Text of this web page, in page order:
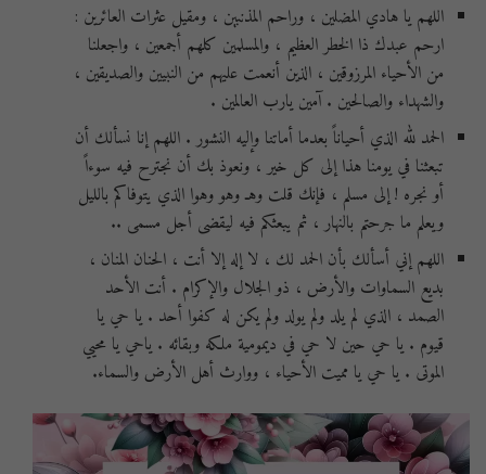
اللهم يا هادي المضلين ، وراحم المذنبين ، ومقيل عثرات العائرين :
ارحم عبدك ذا الخطر العظيم ، والمسلمين كلهم أجمعين ، واجعلنا
من الأحياء المرزوقين ، الذين أنعمت عليهم من النبيين والصديقين ،
والشهداء والصالحين . آمين يارب العالمين .
الحمد لله الذي أحياناً بعدما أماتنا وإليه النشور . اللهم إنا نسألك أن
تبعثنا في يومنا هذا إلى كل خير ، ونعوذ بك أن نجترح فيه سوءاً
أو نجره ! إلى مسلم ، فإنك قلت وهـ وهو وهوا الذي يتوفاكم بالليل
ويعلم ما جرحتم بالنهار ، ثم يبعثكم فيه ليقضى أجل مسمى ..
اللهم إني أسألك بأن الحمد لك ، لا إله إلا أنت ، الحنان المنان ،
بديع السماوات والأرض ، ذو الجلال والإكرام . أنت الأحد
الصمد ، الذي لم يلد ولم يولد ولم يكن له كفوا أحد . يا حي يا
قيوم . يا حي حين لا حي في ديمومية ملكه وبقائه . ياحي يا محيي
الموتى . يا حي يا مميت الأحياء ، ووارث أهل الأرض والسماء.